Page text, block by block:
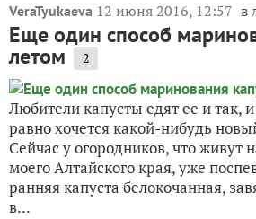
VeraTyukaeva 12 июня 2016, 12:57 в
Еще один способ
летом 2
Любители капусты едят ее и так,
равно хочется какой-нибудь
Сейчас у огородников, что живут
моего Алтайского края, уже
ранняя капуста белокочанная,
в...